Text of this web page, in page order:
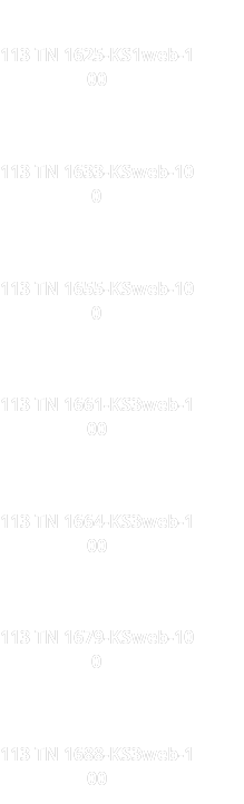
113 TN 1625-KS1web-1
00
113 TN 1633-KSweb-10
0
113 TN 1655-KSweb-10
0
113 TN 1661-KS3web-1
00
113 TN 1664-KS3web-1
00
113 TN 1679-KSweb-10
0
113 TN 1688-KS3web-1
00